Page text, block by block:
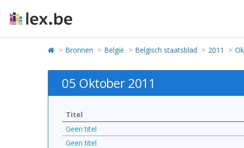
Bronnen België Belgisch staatsblad 2011
05 Oktober 2011
Titel
Geen titel
Geen titel